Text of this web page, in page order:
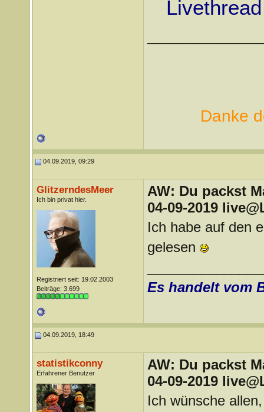
Danke
04.09.2019, 09:29
GlitzerndesMeer
Ich bin privat hier.
Registriert seit: 19.02.2003
Beiträge: 3.699
AW: Du packst
04-09-2019
Ich habe auf den
gelesen
Es handelt vom
04.09.2019, 18:49
statistikconny
Erfahrener Benutzer
AW: Du packst
04-09-2019
Ich wünsche